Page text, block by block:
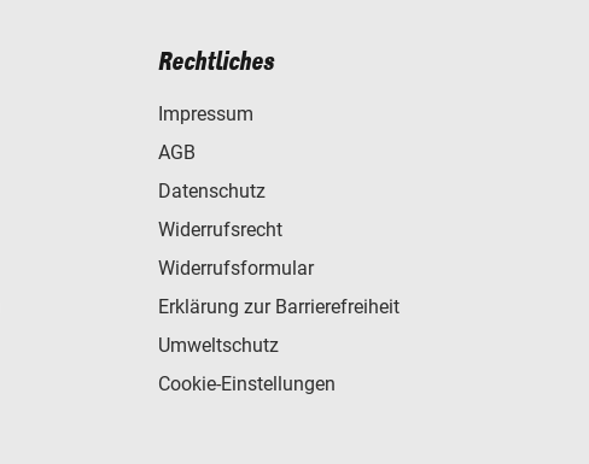
Rechtliches
Impressum
AGB
Datenschutz
Widerrufsrecht
Widerrufsformular
Erklärung zur Barrierefreiheit
Umweltschutz
Cookie-Einstellungen